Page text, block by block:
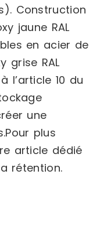
Construction
jaune RAL
en acier de
grise RAL
l’article 10 du
une
plus
article dédié
rétention.